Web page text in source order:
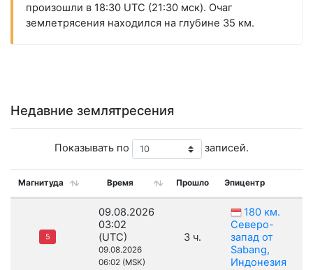
произошли в 18:30 UTC (21:30 мск). Очаг
землетрясения находился на глубине 35 км.
Недавние землятресения
Показывать по записей.
Магнитуда Время Прошло Эпицентр
5
09.08.2026
03:02
(UTC)
09.08.2026
06:02 (MSK)
3 ч.
180 км.
Северо-
запад от
Sabang,
Индонезия